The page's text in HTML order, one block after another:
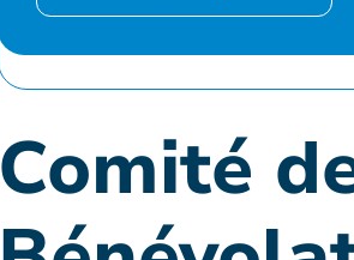
Cet
Comité